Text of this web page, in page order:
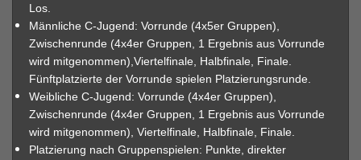
Los.
Männliche C-Jugend: Vorrunde (4x5er Gruppen),
Zwischenrunde (4x4er Gruppen, 1 Ergebnis aus Vorrunde
wird mitgenommen),Viertelfinale, Halbfinale, Finale.
Fünftplatzierte der Vorrunde spielen Platzierungsrunde.
Weibliche C-Jugend: Vorrunde (4x4er Gruppen),
Zwischenrunde (4x4er Gruppen, 1 Ergebnis aus Vorrunde
wird mitgenommen), Viertelfinale, Halbfinale, Finale.
Platzierung nach Gruppenspielen: Punkte, direkter